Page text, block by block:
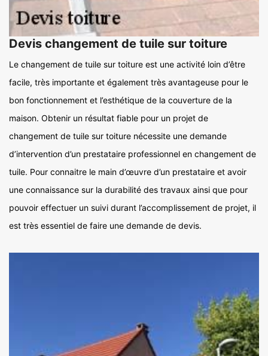
Devis changement de tuile sur toiture
Le changement de tuile sur toiture est une activité loin d’être
facile, très importante et également très avantageuse pour le
bon fonctionnement et l’esthétique de la couverture de la
maison. Obtenir un résultat fiable pour un projet de
changement de tuile sur toiture nécessite une demande
d’intervention d’un prestataire professionnel en changement de
tuile. Pour connaitre le main d’œuvre d’un prestataire et avoir
une connaissance sur la durabilité des travaux ainsi que pour
pouvoir effectuer un suivi durant l’accomplissement de projet, il
est très essentiel de faire une demande de devis.